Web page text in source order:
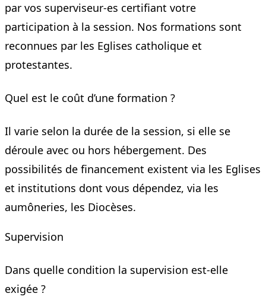
par vos superviseur-es certifiant votre
participation à la session. Nos formations sont
reconnues par les Eglises catholique et
protestantes.
Quel est le coût d’une formation ?
Il varie selon la durée de la session, si elle se
déroule avec ou hors hébergement. Des
possibilités de financement existent via les Eglises
et institutions dont vous dépendez, via les
aumôneries, les Diocèses.
Supervision
Dans quelle condition la supervision est-elle
exigée ?